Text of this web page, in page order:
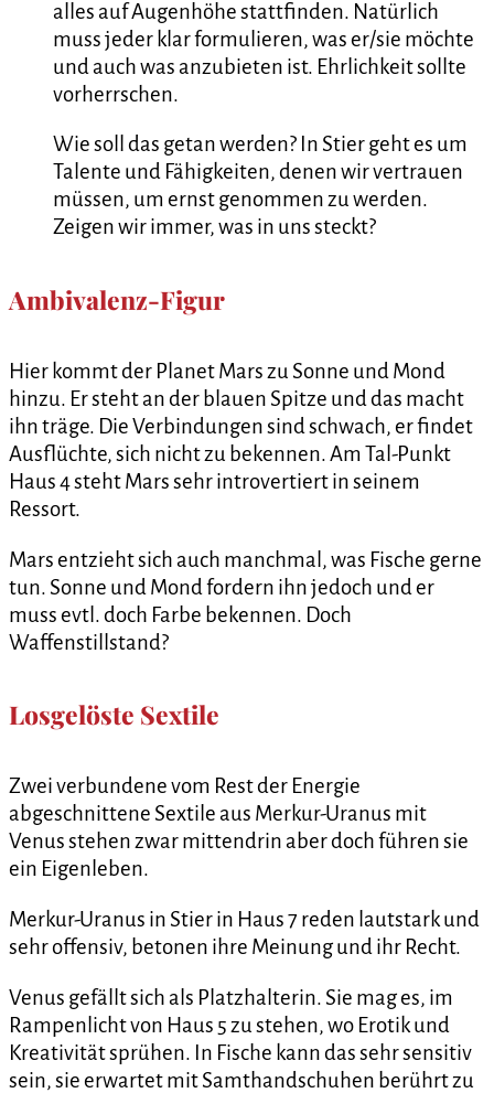
alles auf Augenhöhe stattfinden. Natürlich
muss jeder klar formulieren, was er/sie möchte
und auch was anzubieten ist. Ehrlichkeit sollte
vorherrschen.
Wie soll das getan werden? In Stier geht es um
Talente und Fähigkeiten, denen wir vertrauen
müssen, um ernst genommen zu werden.
Zeigen wir immer, was in uns steckt?
Ambivalenz-Figur
Hier kommt der Planet Mars zu Sonne und Mond
hinzu. Er steht an der blauen Spitze und das macht
ihn träge. Die Verbindungen sind schwach, er findet
Ausflüchte, sich nicht zu bekennen. Am Tal-Punkt
Haus 4 steht Mars sehr introvertiert in seinem
Ressort.
Mars entzieht sich auch manchmal, was Fische gerne
tun. Sonne und Mond fordern ihn jedoch und er
muss evtl. doch Farbe bekennen. Doch
Waffenstillstand?
Losgelöste Sextile
Zwei verbundene vom Rest der Energie
abgeschnittene Sextile aus Merkur-Uranus mit
Venus stehen zwar mittendrin aber doch führen sie
ein Eigenleben.
Merkur-Uranus in Stier in Haus 7 reden lautstark und
sehr offensiv, betonen ihre Meinung und ihr Recht.
Venus gefällt sich als Platzhalterin. Sie mag es, im
Rampenlicht von Haus 5 zu stehen, wo Erotik und
Kreativität sprühen. In Fische kann das sehr sensitiv
sein, sie erwartet mit Samthandschuhen berührt zu